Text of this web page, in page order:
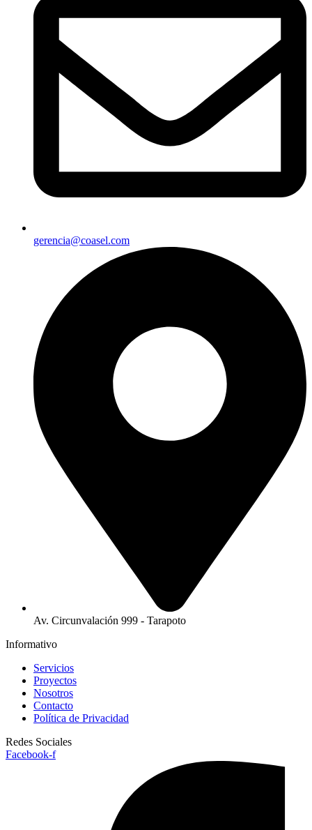
gerencia@coasel.com
Av. Circunvalación 999 - Tarapoto
Informativo
Servicios
Proyectos
Nosotros
Contacto
Política de Privacidad
Redes Sociales
Facebook-f